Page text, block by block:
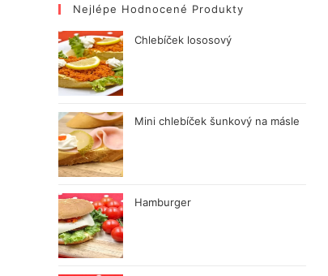
Nejlépe Hodnocené Produkty
Chlebíček lososový
Mini chlebíček šunkový na másle
Hamburger